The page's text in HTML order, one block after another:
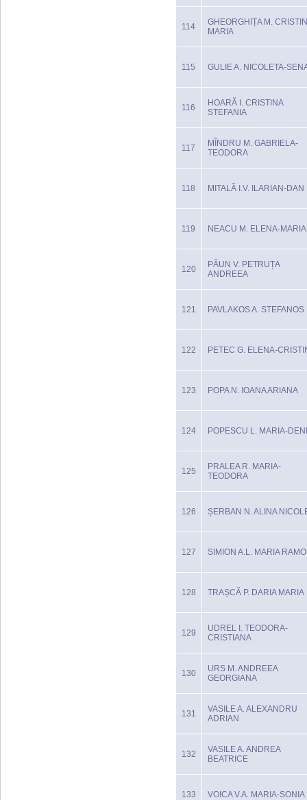
114
GHEORGHIȚA M.
MARIA
115 GULIE A. NICOLETA-
116
HOARĂ I. CRISTINA
STEFANIA
117
MÎNDRU M. GABRIELA-
TEODORA
118 MITALĂ I.V. ILARIAN-DAN
119 NEACU M. ELENA-MARIA
120
PĂUN V. PETRUȚA
ANDREEA
121 PAVLAKOS A. STEFANOS
122 PETEC G. ELENA-
123 POPA N. IOANA ARIANA
124 POPESCU L. MARIA-
125
PRALEA R. MARIA-
TEODORA
126 ȘERBAN N. ALINA
127 SIMION A.L. MARIA
128 TRAȘCĂ P. DARIA MARIA
129
UDREL I. TEODORA-
CRISTIANA
130
URS M. ANDREEA
GEORGIANA
131
VASILE A. ALEXANDRU
ADRIAN
132
VASILE A. ANDREA
BEATRICE
133 VOICA V.A. MARIA-SONIA